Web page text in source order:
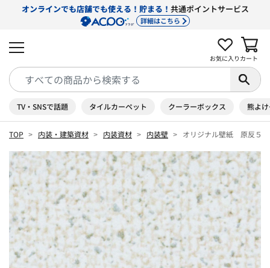
オンラインでも店舗でも使える！貯まる！ 共通ポイントサービス
詳細はこちら
お気に入り カート
TV・SNSで話題 タイルカーペット クーラーボックス 熊よ
TOP 内装・建築資材 内装資材 内装壁 オリジナル壁紙 原反５